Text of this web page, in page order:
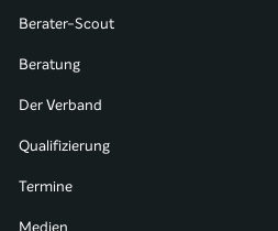
Berater-Scout
Beratung
Der Verband
Qualifizierung
Termine